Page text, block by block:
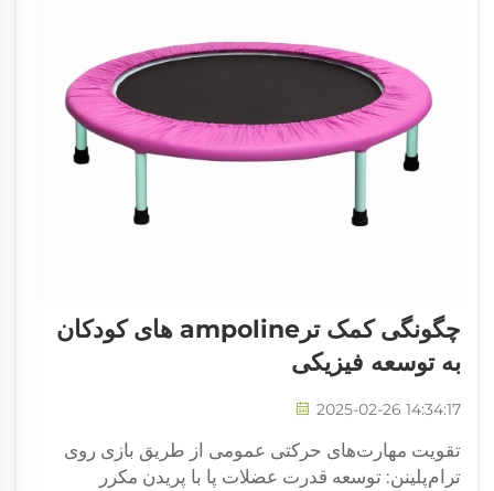
چگونگی کمک ترampoline های کودکان
به توسعه فیزیکی
2025-02-26 14:34:17
تقویت مهارت‌های حرکتی عمومی از طریق بازی روی
ترام‌پلینن: توسعه قدرت عضلات پا با پریدن مکرر